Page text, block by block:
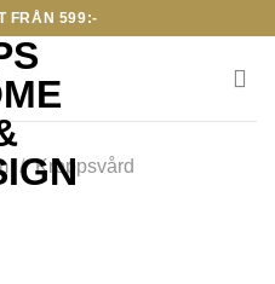
FRÅN 599:-
/ Kroppsvård